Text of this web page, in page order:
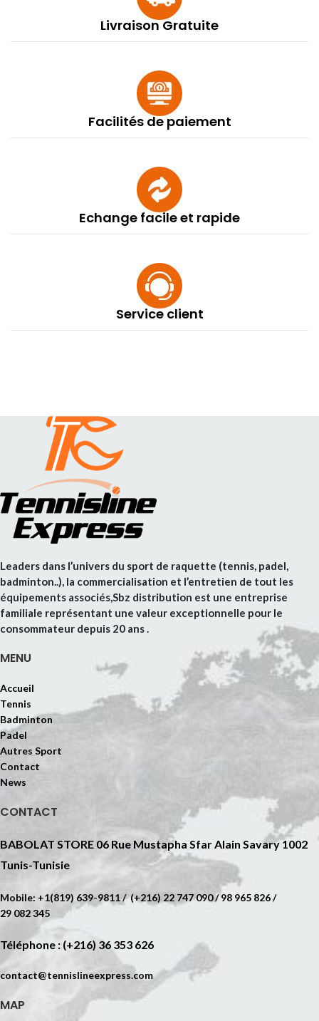
Livraison Gratuite
Facilités de paiement
Echange facile et rapide
Service client
Leaders dans l’univers du sport de raquette (tennis, padel,
badminton..), la commercialisation et l’entretien de tout les
équipements associés,Sbz distribution est une entreprise
familiale représentant une valeur exceptionnelle pour le
consommateur depuis 20 ans .
MENU
Accueil
Tennis
Badminton
Padel
Autres Sport
Contact
News
CONTACT
BABOLAT STORE 06 Rue Mustapha Sfar Alain Savary 1002
Tunis-Tunisie
Mobile: +1(819) 639-9811 / (+216) 22 747 090 / 98 965 826 /
29 082 345
Téléphone : (+216) 36 353 626
contact@tennislineexpress.com
MAP